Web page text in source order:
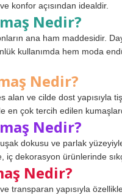
konfor açısından idealdir.
Nedir?
ana ham maddesidir.
kullanımda hem moda
Nedir?
alan ve cilde dost yapısıyla
en çok tercih edilen
Nedir?
dokusu ve parlak
iç dekorasyon ürünlerinde
Nedir?
transparan yapısıyla